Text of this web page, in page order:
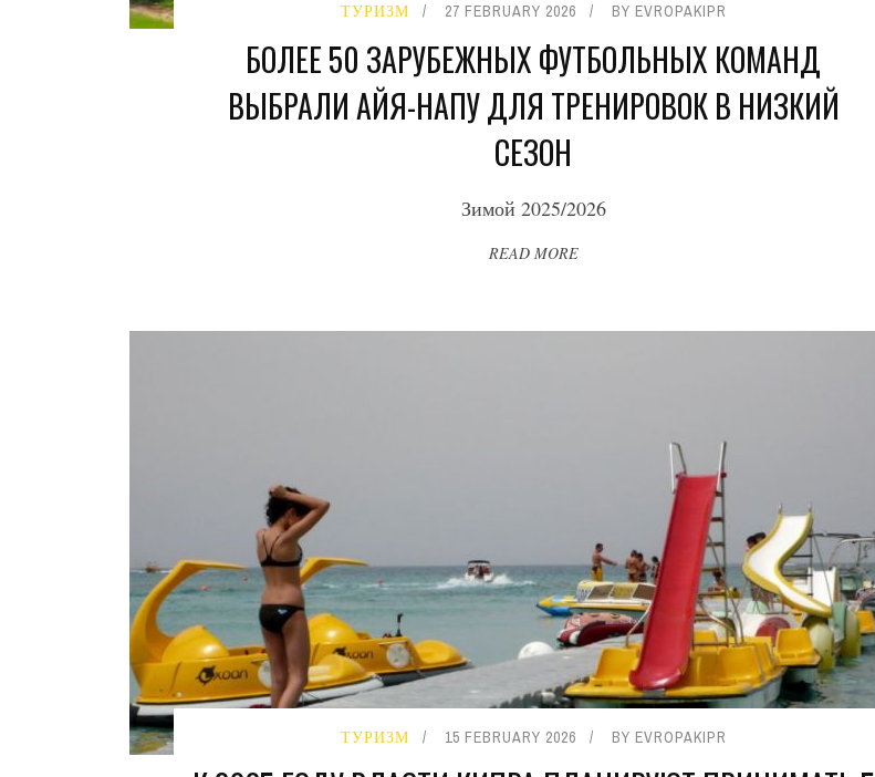
ТУРИЗМ 27 FEBRUARY 2026 BY EVROPAKIPR
БОЛЕЕ 50 ЗАРУБЕЖНЫХ ФУТБОЛЬНЫХ КОМАНД
ВЫБРАЛИ АЙЯ-НАПУ ДЛЯ ТРЕНИРОВОК В НИЗКИЙ
СЕЗОН
Зимой 2025/2026
READ MORE
ТУРИЗМ 15 FEBRUARY 2026 BY EVROPAKIPR